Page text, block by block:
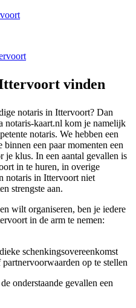
vinden
notaris in Ittervoort? Dan
notaris-kaart.nl kom je namelijk
notaris. We hebben een
een paar momenten een
je klus. In een aantal gevallen is
in te huren, in overige
notaris in Ittervoort niet
strengste aan.
wilt organiseren, ben je iedere
in de arm te nemen:
schenkingsovereenkomst
op te stellen
onderstaande gevallen een